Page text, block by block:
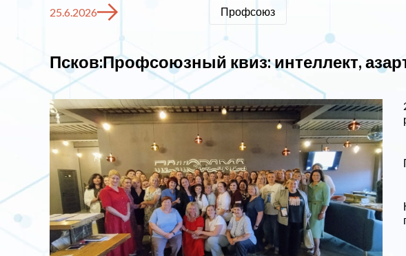
25.6.2026 Профсоюз
Псков:Профсоюзный квиз: интеллект,